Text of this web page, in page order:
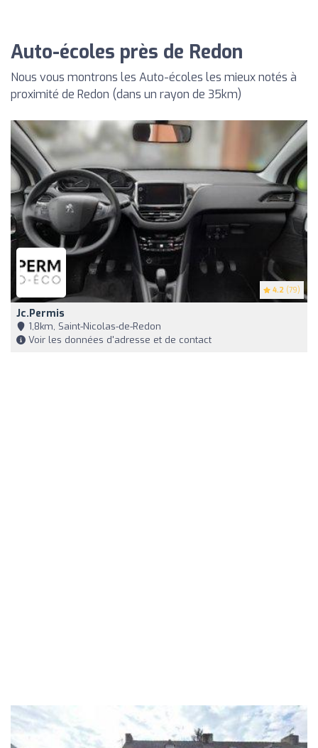
Auto-écoles près de Redon
Nous vous montrons les Auto-écoles les mieux notés à
proximité de Redon (dans un rayon de 35km)
4.2 (79)
Jc.permis
1,8km, Saint-Nicolas-de-Redon
Voir les données d'adresse et de contact